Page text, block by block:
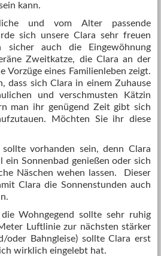
kann.
und vom Alter passende
sich unsere Clara sehr freuen
sicher auch die Eingewöhnung
Zweitkatze, die Clara an der
Vorzüge eines Familienleben zeigt.
dass sich Clara in einem Zuhause
und verschmusten Kätzin
man ihr genügend Zeit gibt sich
Möchten Sie ihr diese
vorhanden sein, denn Clara
ein Sonnenbad genießen oder sich
Näschen wehen lassen. Dieser
Clara die Sonnenstunden auch
Wohngegend sollte sehr ruhig
Luftlinie zur nächsten stärker
oder Bahngleise) sollte Clara erst
wirklich eingelebt hat.